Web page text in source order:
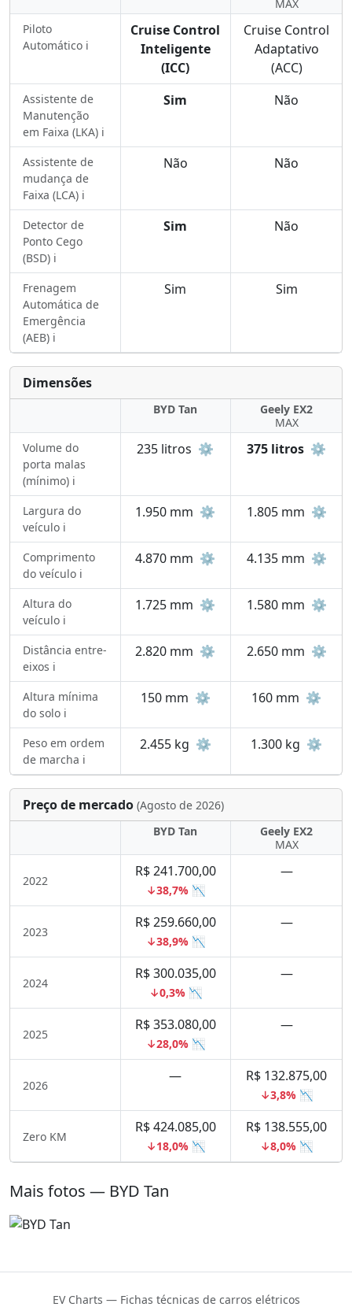
MAX
Piloto
Automático ℹ️
Cruise Control
Inteligente
(ICC)
Cruise Control
Adaptativo
(ACC)
Assistente de
Manutenção
em Faixa (LKA) ℹ️
Sim Não
Assistente de
mudança de
Faixa (LCA) ℹ️
Não Não
Detector de
Ponto Cego
(BSD) ℹ️
Sim Não
Frenagem
Automática de
Emergência
(AEB) ℹ️
Sim Sim
Dimensões
BYD Tan
Geely EX2
MAX
Volume do
porta malas
(mínimo) ℹ️
235 litros ⚙️ 375 litros ⚙️
Largura do
veículo ℹ️
1.950 mm ⚙️ 1.805 mm ⚙️
Comprimento
do veículo ℹ️
4.870 mm ⚙️ 4.135 mm ⚙️
Altura do
veículo ℹ️
1.725 mm ⚙️ 1.580 mm ⚙️
Distância entre-
eixos ℹ️
2.820 mm ⚙️ 2.650 mm ⚙️
Altura mínima
do solo ℹ️
150 mm ⚙️ 160 mm ⚙️
Peso em ordem
de marcha ℹ️
2.455 kg ⚙️ 1.300 kg ⚙️
Preço de mercado (Agosto de 2026)
BYD Tan
Geely EX2
MAX
2022
R$ 241.700,00
↓38,7% 📉
—
2023
R$ 259.660,00
↓38,9% 📉
—
2024
R$ 300.035,00
↓0,3% 📉
—
2025
R$ 353.080,00
↓28,0% 📉
—
2026
— R$ 132.875,00
↓3,8% 📉
Zero KM
R$ 424.085,00
↓18,0% 📉
R$ 138.555,00
↓8,0% 📉
Mais fotos — BYD Tan
EV Charts — Fichas técnicas de carros elétricos